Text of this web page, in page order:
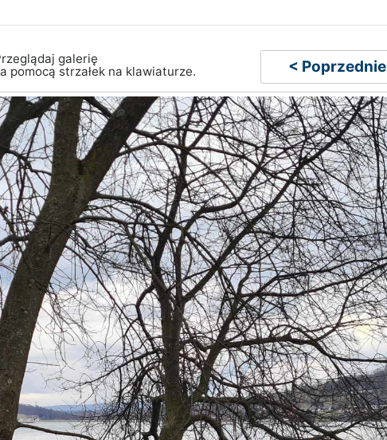
galerię
pomocą strzałek na klawiaturze.
< Poprzednie